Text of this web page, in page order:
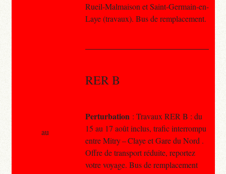
Rueil-Malmaison et Saint-Germain-en-
Laye (travaux). Bus de remplacement.
RER B
Perturbation : Travaux RER B : du
15 au 17 août inclus, trafic interrompu
entre Mitry – Claye et Gare du Nord .
Offre de transport réduite, reportez
votre voyage. Bus de remplacement
au